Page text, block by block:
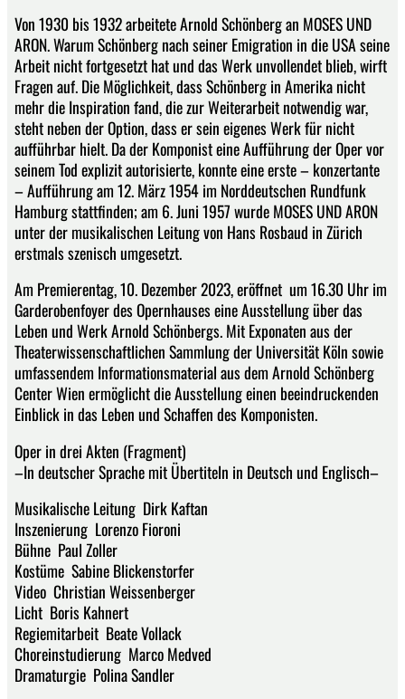
Von 1930 bis 1932 arbeitete Arnold Schönberg an MOSES UND
ARON. Warum Schönberg nach seiner Emigration in die USA seine
Arbeit nicht fortgesetzt hat und das Werk unvollendet blieb, wirft
Fragen auf. Die Möglichkeit, dass Schönberg in Amerika nicht
mehr die Inspiration fand, die zur Weiterarbeit notwendig war,
steht neben der Option, dass er sein eigenes Werk für nicht
aufführbar hielt. Da der Komponist eine Aufführung der Oper vor
seinem Tod explizit autorisierte, konnte eine erste – konzertante
– Aufführung am 12. März 1954 im Norddeutschen Rundfunk
Hamburg stattfinden; am 6. Juni 1957 wurde MOSES UND ARON
unter der musikalischen Leitung von Hans Rosbaud in Zürich
erstmals szenisch umgesetzt.
Am Premierentag, 10. Dezember 2023, eröffnet um 16.30 Uhr im
Garderobenfoyer des Opernhauses eine Ausstellung über das
Leben und Werk Arnold Schönbergs. Mit Exponaten aus der
Theaterwissenschaftlichen Sammlung der Universität Köln sowie
umfassendem Informationsmaterial aus dem Arnold Schönberg
Center Wien ermöglicht die Ausstellung einen beeindruckenden
Einblick in das Leben und Schaffen des Komponisten.
Oper in drei Akten (Fragment)
–In deutscher Sprache mit Übertiteln in Deutsch und Englisch–
Musikalische Leitung Dirk Kaftan
Inszenierung Lorenzo Fioroni
Bühne Paul Zoller
Kostüme Sabine Blickenstorfer
Video Christian Weissenberger
Licht Boris Kahnert
Regiemitarbeit Beate Vollack
Choreinstudierung Marco Medved
Dramaturgie Polina Sandler